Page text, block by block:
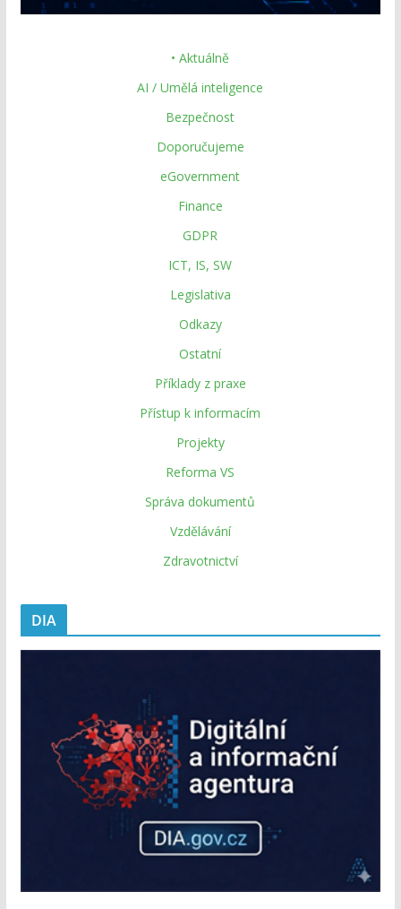
• Aktuálně
AI / Umělá inteligence
Bezpečnost
Doporučujeme
eGovernment
Finance
GDPR
ICT, IS, SW
Legislativa
Odkazy
Ostatní
Příklady z praxe
Přístup k informacím
Projekty
Reforma VS
Správa dokumentů
Vzdělávání
Zdravotnictví
DIA